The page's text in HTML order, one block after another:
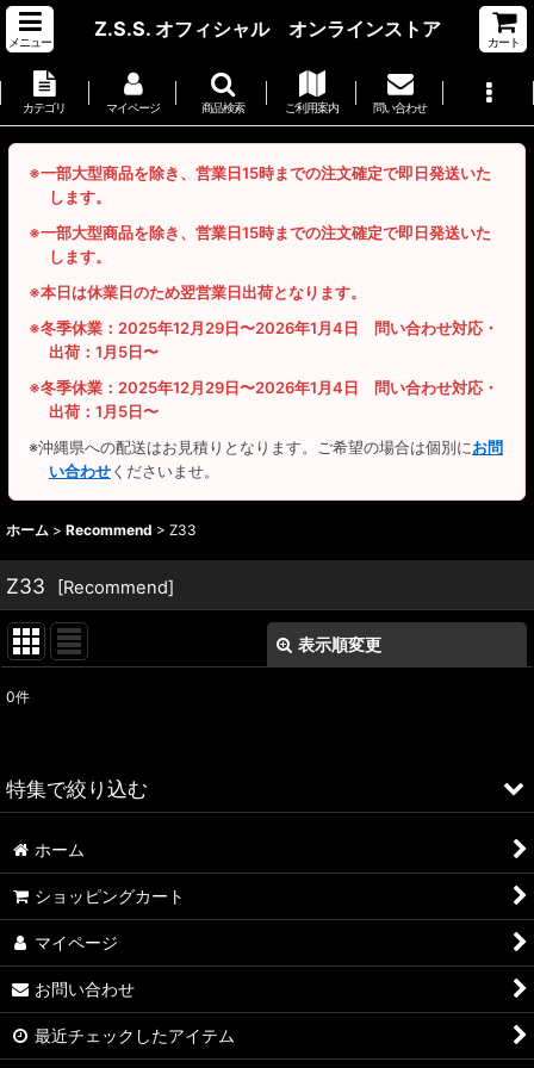
メニュー
Z.S.S. オフィシャル オンラインストア
カート
カテゴリ マイページ 商品検索 ご利用案内 問い合わせ
※一部大型商品を除き、営業日15時までの注文確定で即日発送いた
します。
※一部大型商品を除き、営業日15時までの注文確定で即日発送いた
します。
※本日は休業日のため翌営業日出荷となります。
※冬季休業：2025年12月29日〜2026年1月4日 問い合わせ対応・
出荷：1月5日〜
※冬季休業：2025年12月29日〜2026年1月4日 問い合わせ対応・
出荷：1月5日〜
※沖縄県への配送はお見積りとなります。ご希望の場合は個別にお問
い合わせくださいませ。
ホーム > Recommend > Z33
Z33 [Recommend]
表示順変更
並び順:
0件
特集で絞り込む
ALFA ROMEO > 156
ALFA ROMEO > 147
ALFA ROMEO > 159
A4
ホーム
ショッピングカート
マイページ
お問い合わせ
最近チェックしたアイテム